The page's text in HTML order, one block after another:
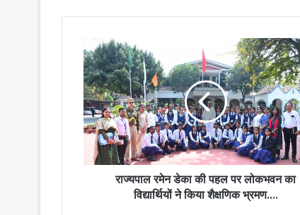
राज्यपाल
रमेन
डेका
की
पहल
पर
लोकभवन
विद्यार्थियों
राज्यपाल रमेन डेका की पहल पर लोकभवन का
विद्यार्थियों ने किया शैक्षणिक भ्रमण….